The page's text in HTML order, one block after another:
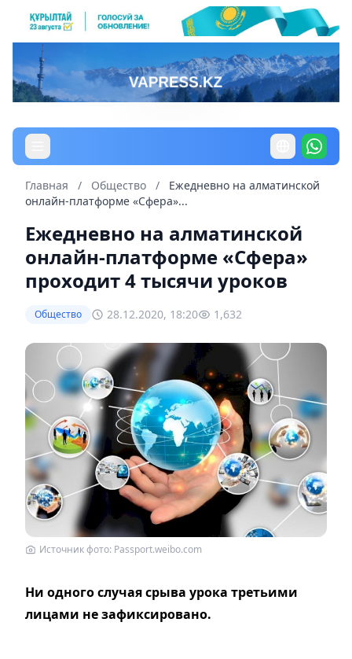
Главная / Общество /
Ежедневно на алматинской
онлайн-платформе «Сфера»...
Ежедневно на алматинской
онлайн-платформе «Сфера»
проходит 4 тысячи уроков
Общество 28.12.2020, 18:20 1,632
Источник фото: Passport.weibo.com
Ни одного случая срыва урока третьими
лицами не зафиксировано.